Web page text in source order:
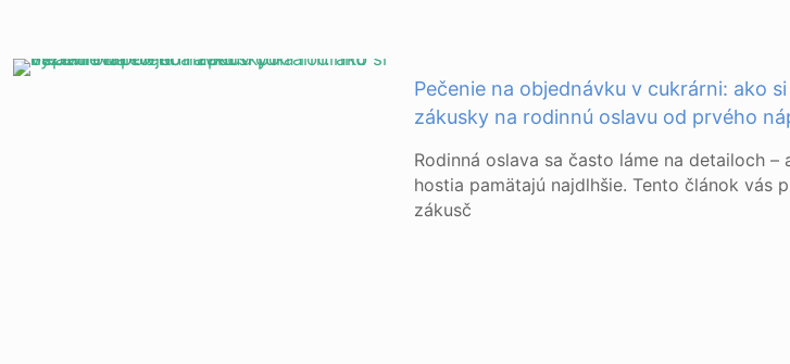
Pečenie na objednávku v cukrárni: ako
zákusky na rodinnú oslavu od prvého
Rodinná oslava sa často láme na detailoch
hostia pamätajú najdlhšie. Tento článok vás
zákusč